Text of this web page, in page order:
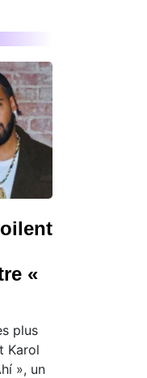
«
plus
Karol
», un